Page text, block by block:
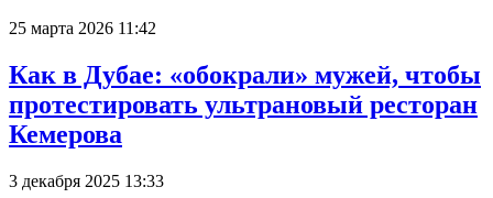
25 марта 2026 11:42
Как в Дубае: «обокрали» мужей, чтобы
протестировать ультрановый ресторан
Кемерова
3 декабря 2025 13:33